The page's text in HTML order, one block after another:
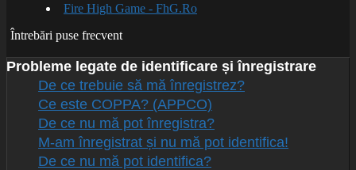
Fire High Game - FhG.Ro
Întrebări puse frecvent
Probleme legate de identificare și înregistrare
De ce trebuie să mă înregistrez?
Ce este COPPA? (APPCO)
De ce nu mă pot înregistra?
M-am înregistrat și nu mă pot identifica!
De ce nu mă pot identifica?